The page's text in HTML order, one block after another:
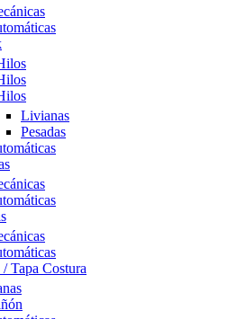
Livianas
Pesadas
Tapa Costura